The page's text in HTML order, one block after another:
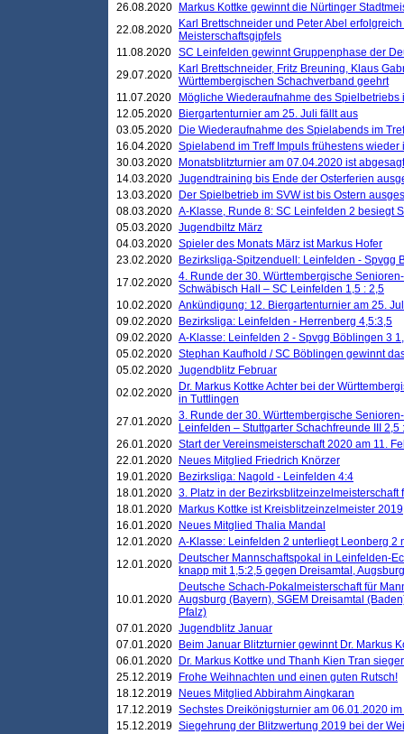
26.08.2020
Markus Kottke gewinnt die Nürtinger
22.08.2020
Karl Brettschneider und Peter Abel
Meisterschaftsgipfels
11.08.2020 SC Leinfelden gewinnt Gruppenphase der
29.07.2020
Karl Brettschneider, Fritz Breuning, Klaus
Württembergischen Schachverband geehrt
11.07.2020
Mögliche Wiederaufnahme des Spielbetriebs
12.05.2020
Biergartenturnier am 25. Juli fällt aus
03.05.2020
Die Wiederaufnahme des Spielabends im
16.04.2020 Spielabend im Treff Impuls frühestens wieder
30.03.2020
Monatsblitzturnier am 07.04.2020 ist abgesagt
14.03.2020 Jugendtraining bis Ende der Osterferien
13.03.2020
Der Spielbetrieb im SVW ist bis Ostern
08.03.2020 A-Klasse, Runde 8: SC Leinfelden 2 besiegt
05.03.2020 Jugendbiltz März
04.03.2020 Spieler des Monats März ist Markus Hofer
23.02.2020
Bezirksliga-Spitzenduell: Leinfelden - Spvgg
17.02.2020 4. Runde der 30. Württembergische
Schwäbisch Hall – SC Leinfelden 1,5 : 2,5
10.02.2020 Ankündigung: 12. Biergartenturnier am 25.
09.02.2020
Bezirksliga: Leinfelden - Herrenberg 4,5:3,5
09.02.2020 A-Klasse: Leinfelden 2 - Spvgg Böblingen 3
05.02.2020 Stephan Kaufhold / SC Böblingen gewinnt
05.02.2020 Jugendblitz Februar
02.02.2020
Dr. Markus Kottke Achter bei der
in Tuttlingen
27.01.2020 3. Runde der 30. Württembergische
Leinfelden – Stuttgarter Schachfreunde III 2,5
26.01.2020 Start der Vereinsmeisterschaft 2020 am 11.
22.01.2020
Neues Mitglied Friedrich Knörzer
19.01.2020
Bezirksliga: Nagold - Leinfelden 4:4
18.01.2020 3. Platz in der Bezirksblitzeinzelmeisterschaft
18.01.2020
Markus Kottke ist Kreisblitzeinzelmeister 2019
16.01.2020
Neues Mitglied Thalia Mandal
12.01.2020 A-Klasse: Leinfelden 2 unterliegt Leonberg 2
12.01.2020
Deutscher Mannschaftspokal in Leinfelden-
knapp mit 1,5:2,5 gegen Dreisamtal,
10.01.2020
Deutsche Schach-Pokalmeisterschaft für
Augsburg (Bayern), SGEM Dreisamtal
Pfalz)
07.01.2020 Jugendblitz Januar
07.01.2020
Beim Januar Blitzturnier gewinnt Dr. Markus
06.01.2020
Dr. Markus Kottke und Thanh Kien Tran
25.12.2019
Frohe Weihnachten und einen guten Rutsch!
18.12.2019
Neues Mitglied Abbirahm Aingkaran
17.12.2019 Sechstes Dreikönigsturnier am 06.01.2020
15.12.2019 Siegehrung der Blitzwertung 2019 bei der